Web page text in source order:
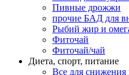
Пивные дрожжи
прочие БАД для
Рыбий жир и
Фиточай
Фиточай/чай
Диета, спорт, питание
Все для снижения